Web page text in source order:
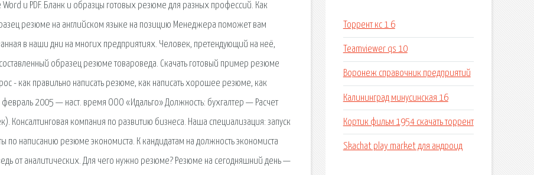
и PDF. Бланк и образцы готовых резюме для разных профессий. Как
резюме на английском языке на позицию Менеджера поможет вам
в наши дни на многих предприятиях. Человек, претендующий на неё,
образец резюме товароведа. Скачать готовый пример резюме
- как правильно написать резюме, как написать хорошее резюме, как
2005 — наст. время ООО «Идальго» Должность: бухгалтер — Расчет
компания по развитию бизнеса. Наша специализация: запуск
по написанию резюме экономиста. К кандидатам на должность экономиста
от аналитических. Для чего нужно резюме? Резюме на сегодняшний день —
Торрент кс 1 6
Teamviewer qs 10
Воронеж справочник предприятий
Калининград минусинская 16
Кортик фильм 1954 скачать торрент
Skachat play market для андроид